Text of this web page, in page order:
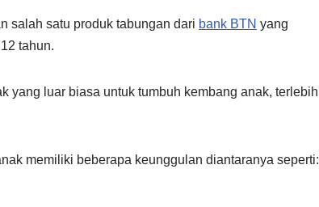
salah satu produk tabungan dari bank BTN yang
tahun.
yang luar biasa untuk tumbuh kembang anak, terlebih
memiliki beberapa keunggulan diantaranya seperti: